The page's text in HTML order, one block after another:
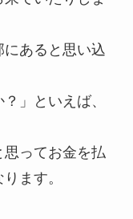
あると思い込
」といえば、
思ってお金を払
ます。